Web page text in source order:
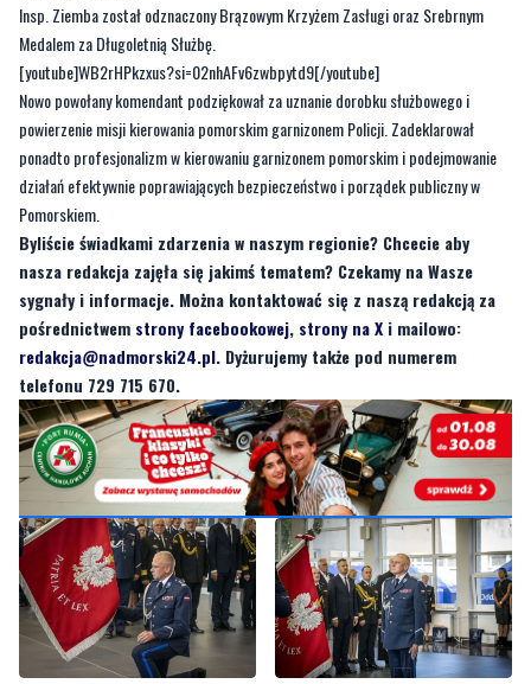
Nowo powołany komendant podziękował za uznanie dorobku służbowego i
powierzenie misji kierowania pomorskim garnizonem Policji. Zadeklarował
ponadto profesjonalizm w kierowaniu garnizonem pomorskim i podejmowanie
działań efektywnie poprawiających bezpieczeństwo i porządek publiczny w
Pomorskiem.
Byliście świadkami zdarzenia w naszym regionie? Chcecie aby
nasza redakcja zajęła się jakimś tematem? Czekamy na Wasze
sygnały i informacje. Można kontaktować się z naszą redakcją za
pośrednictwemstrony facebookowej,strony na X i mailowo:
redakcja@nadmorski24.pl. Dyżurujemy także pod numerem
telefonu 729 715 670.